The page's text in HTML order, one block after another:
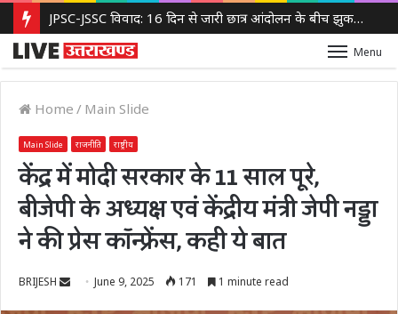
JPSC-JSSC विवाद: 16 दिन से जारी छात्र आंदोलन के बीच झुकती दिखी झारखंड सरकार, 14वीं JPSC PT रद्द करने पर विचार
Menu
Home / Main Slide
Main Slide राजनीति राष्ट्रीय
केंद्र में मोदी सरकार के 11 साल पूरे,
बीजेपी के अध्यक्ष एवं केंद्रीय मंत्री जेपी नड्डा
ने की प्रेस कॉन्फ्रेंस, कही ये बात
BRIJESH
SendJune 9, 2025 171 1 minute read